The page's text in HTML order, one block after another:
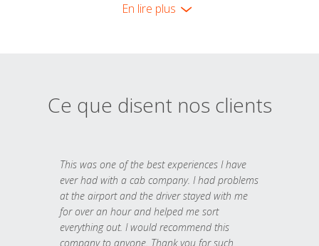
En lire plus
Ce que disent nos clients
This was one of the best experiences I have
ever had with a cab company. I had problems
at the airport and the driver stayed with me
for over an hour and helped me sort
everything out. I would recommend this
company to anyone. Thank you for such